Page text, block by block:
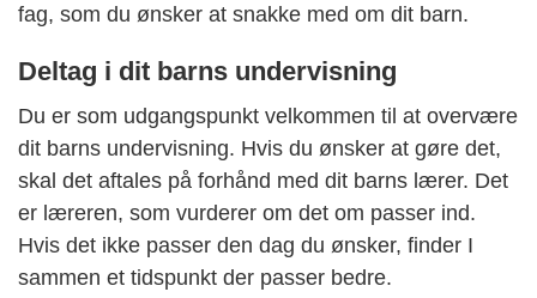
fag, som du ønsker at snakke med om dit barn.
Deltag i dit barns undervisning
Du er som udgangspunkt velkommen til at overvære
dit barns undervisning. Hvis du ønsker at gøre det,
skal det aftales på forhånd med dit barns lærer. Det
er læreren, som vurderer om det om passer ind.
Hvis det ikke passer den dag du ønsker, finder I
sammen et tidspunkt der passer bedre.